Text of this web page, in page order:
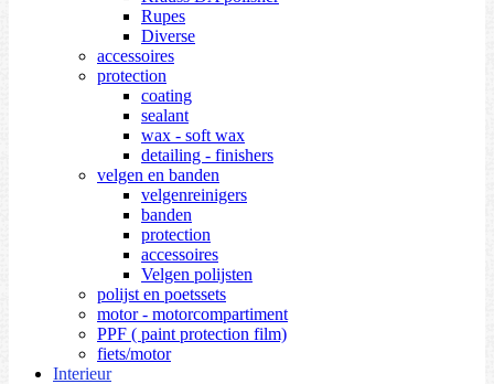
Rupes
Diverse
accessoires
protection
coating
sealant
wax - soft wax
detailing - finishers
velgen en banden
velgenreinigers
banden
protection
accessoires
Velgen polijsten
polijst en poetssets
motor - motorcompartiment
PPF ( paint protection film)
fiets/motor
Interieur